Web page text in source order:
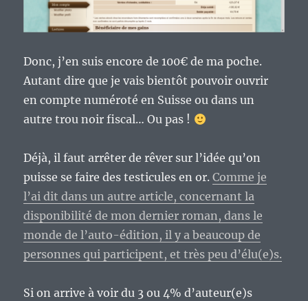
Donc, j’en suis encore de 100€ de ma poche.
Autant dire que je vais bientôt pouvoir ouvrir
en compte numéroté en Suisse ou dans un
autre trou noir fiscal… Ou pas !
Déjà, il faut arrêter de rêver sur l’idée qu’on
puisse se faire des testicules en or.Comme je
l’ai dit dans un autre article, concernant la
disponibilité de mon dernier roman, dans le
monde de l’auto-édition, il y a beaucoup de
personnes qui participent, et très peu d’élu(e)s.
Si on arrive à voir du 3 ou 4% d’auteur(e)s